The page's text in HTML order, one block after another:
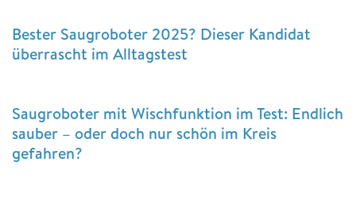
Bester Saugroboter 2025? Dieser Kandidat
überrascht im Alltagstest
Saugroboter mit Wischfunktion im Test: Endlich
sauber – oder doch nur schön im Kreis
gefahren?